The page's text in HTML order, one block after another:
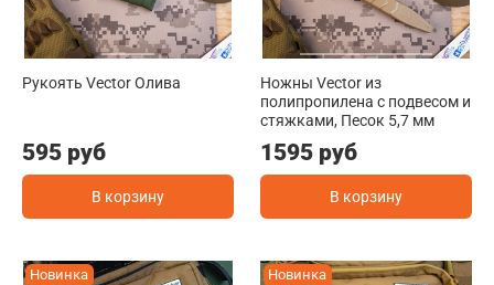
Рукоять Vector Олива
595 руб
В корзину
Ножны Vector из
полипропилена с подвесом и
стяжками, Песок 5,7 мм
1595 руб
В корзину
Новинка Новинка